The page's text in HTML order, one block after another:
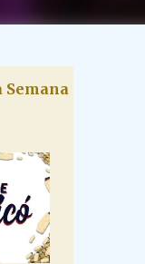
Semana